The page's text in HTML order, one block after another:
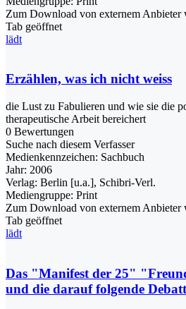
Zum Download von externem Anbieter
Tab geöffnet
lädt
Erzählen, was ich nicht weiss
die Lust zu Fabulieren und wie sie die
therapeutische Arbeit bereichert
0 Bewertungen
Suche nach diesem Verfasser
Medienkennzeichen: Sachbuch
Jahr: 2006
Verlag: Berlin [u.a.], Schibri-Verl.
Mediengruppe: Print
Zum Download von externem Anbieter
Tab geöffnet
lädt
Das "Manifest der 25"
und die darauf folgende